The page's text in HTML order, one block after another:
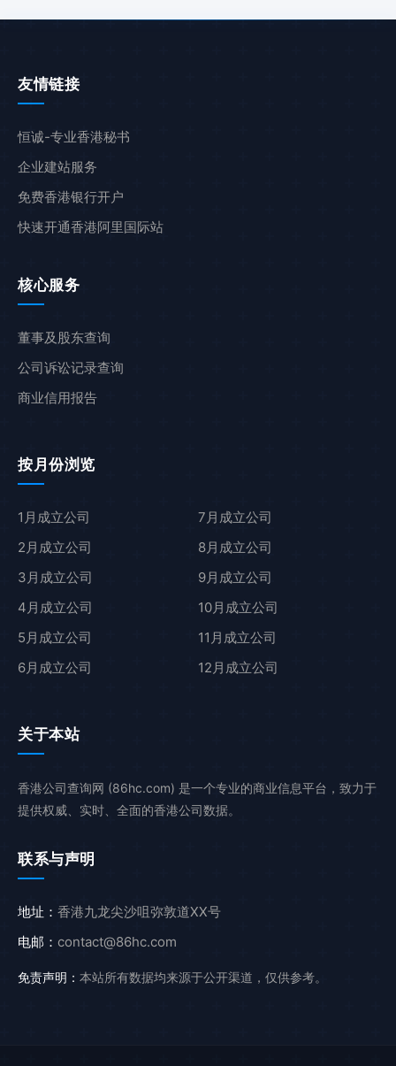
友情链接
恒诚-专业香港秘书
企业建站服务
免费香港银行开户
快速开通香港阿里国际站
核心服务
董事及股东查询
公司诉讼记录查询
商业信用报告
按月份浏览
1月成立公司
2月成立公司
3月成立公司
4月成立公司
5月成立公司
6月成立公司
7月成立公司
8月成立公司
9月成立公司
10月成立公司
11月成立公司
12月成立公司
关于本站
香港公司查询网 (86hc.com) 是一个专业的商业信息平台，致力于
提供权威、实时、全面的香港公司数据。
联系与声明
地址： 香港九龙尖沙咀弥敦道XX号
电邮： contact@86hc.com
免责声明： 本站所有数据均来源于公开渠道，仅供参考。